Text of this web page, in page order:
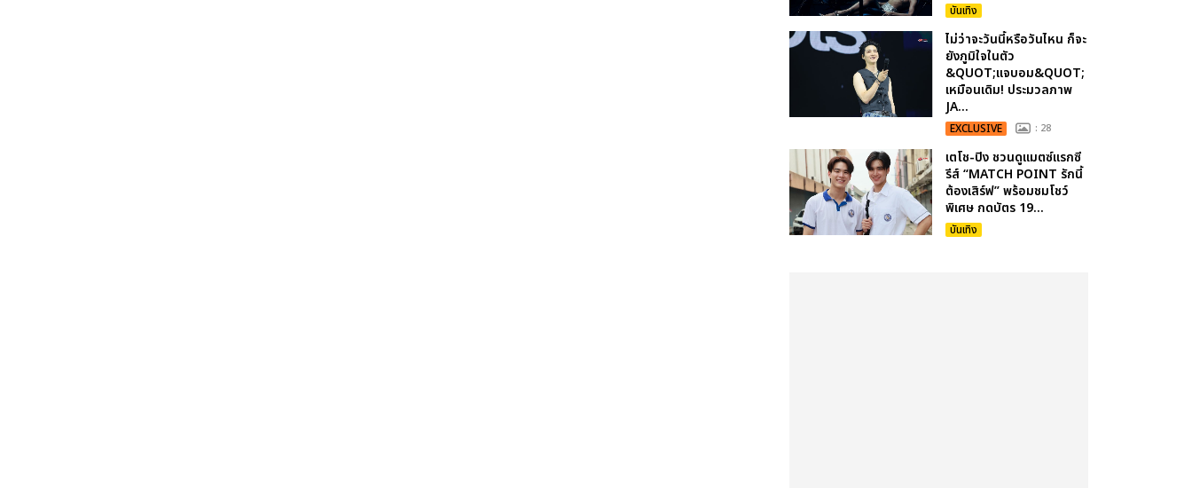
บันเทิง
ไม่ว่าจะวันนี้หรือวันไหน ก็จะ
ยังภูมิใจในตัว
&QUOT;แจบอม&QUOT;
เหมือนเดิม! ประมวลภาพ
JA...
EXCLUSIVE : 28
เตโช-ปิง ชวนดูแมตซ์แรกซี
รีส์ “MATCH POINT รักนี้
ต้องเสิร์ฟ” พร้อมชมโชว์
พิเศษ กดบัตร 19...
บันเทิง